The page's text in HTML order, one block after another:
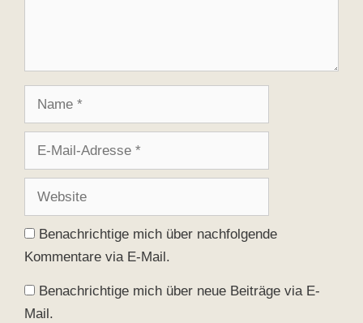
Adresse
Benachrichtige mich über nachfolgende
Kommentare via E-Mail.
Benachrichtige mich über neue Beiträge via E-
Mail.